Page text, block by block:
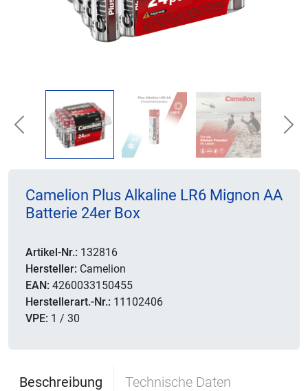
Previous
Camelion Plus Alkaline LR6 Mignon AA
Batterie 24er Box
Artikel-Nr.: 132816
Hersteller: Camelion
EAN: 4260033150455
Herstellerart.-Nr.: 11102406
VPE: 1 / 30
Beschreibung Technische Daten